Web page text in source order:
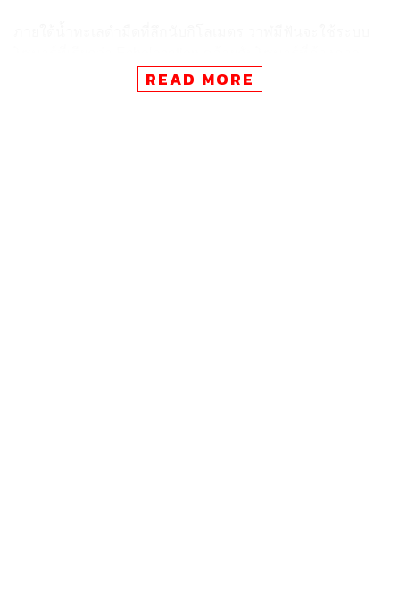
สร้างขึ้นมาเพื่อหาตำแหน่งของเหยื่อ โดยมันจะสร้างเสียง
ร้องดังคล้ายเสียง ‘คลิก’ แบบถี่ๆ กระจายออกไปในน้ำ แล้วรอ
READ MORE